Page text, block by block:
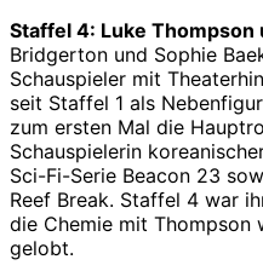
Staffel 4: Luke Thompson
Bridgerton und Sophie
Schauspieler mit
seit Staffel 1 als
zum ersten Mal die
Schauspielerin
Sci-Fi-Serie Beacon 23
Reef Break. Staffel 4 war
die Chemie mit Thompson
gelobt.